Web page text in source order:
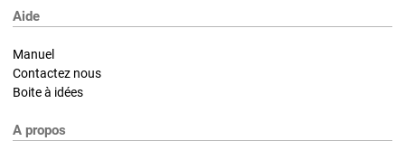
Aide
Manuel
Contactez nous
Boite à idées
A propos